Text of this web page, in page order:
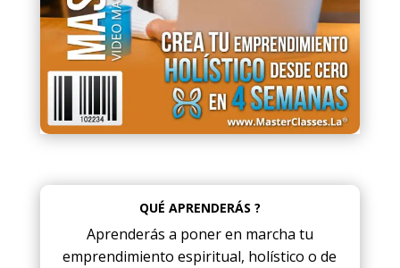
QUÉ APRENDERÁS ?
Aprenderás a poner en marcha tu
emprendimiento espiritual, holístico o de